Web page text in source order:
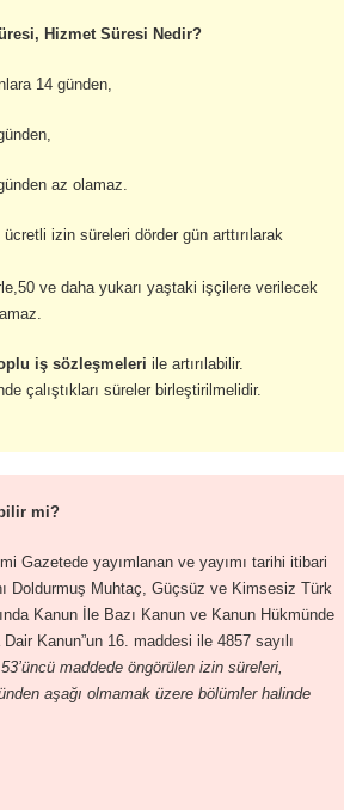
Hizmet Süresi Nedir?
14 günden,
az olamaz.
ücretli izin süreleri dörder gün arttırılarak
ve daha yukarı yaştaki işçilere verilecek
iş sözleşmeleri ile artırılabilir.
çalıştıkları süreler birleştirilmelidir.
mi?
Gazetede yayımlanan ve yayımı tarihi itibari
Doldurmuş Muhtaç, Güçsüz ve Kimsesiz Türk
Kanun İle Bazı Kanun ve Kanun Hükmünde
Kanun”un 16. maddesi ile 4857 sayılı
maddede öngörülen izin süreleri,
aşağı olmamak üzere bölümler halinde